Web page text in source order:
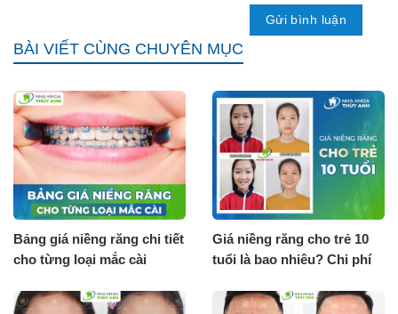
BÀI VIẾT CÙNG CHUYÊN MỤC
Bảng giá niềng răng chi tiết
cho từng loại mắc cài
Giá niềng răng cho trẻ 10
tuổi là bao nhiêu? Chi phí